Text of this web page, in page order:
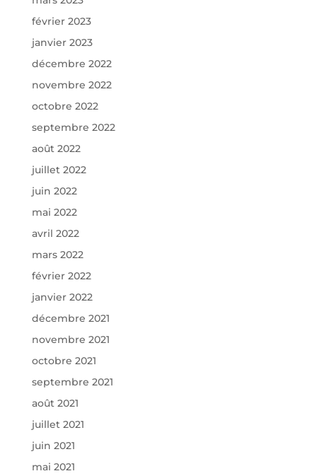
février 2023
janvier 2023
décembre 2022
novembre 2022
octobre 2022
septembre 2022
août 2022
juillet 2022
juin 2022
mai 2022
avril 2022
mars 2022
février 2022
janvier 2022
décembre 2021
novembre 2021
octobre 2021
septembre 2021
août 2021
juillet 2021
juin 2021
mai 2021